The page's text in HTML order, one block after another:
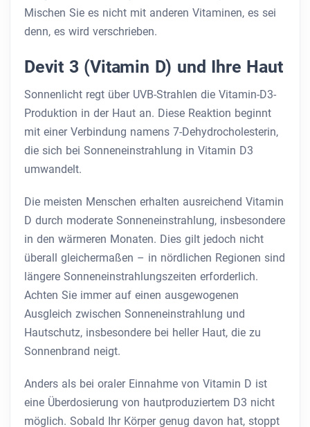
Mischen Sie es nicht mit anderen Vitaminen, es sei
denn, es wird verschrieben.
Devit 3 (Vitamin D) und Ihre Haut
Sonnenlicht regt über UVB-Strahlen die Vitamin-D3-
Produktion in der Haut an. Diese Reaktion beginnt
mit einer Verbindung namens 7-Dehydrocholesterin,
die sich bei Sonneneinstrahlung in Vitamin D3
umwandelt.
Die meisten Menschen erhalten ausreichend Vitamin
D durch moderate Sonneneinstrahlung, insbesondere
in den wärmeren Monaten. Dies gilt jedoch nicht
überall gleichermaßen – in nördlichen Regionen sind
längere Sonneneinstrahlungszeiten erforderlich.
Achten Sie immer auf einen ausgewogenen
Ausgleich zwischen Sonneneinstrahlung und
Hautschutz, insbesondere bei heller Haut, die zu
Sonnenbrand neigt.
Anders als bei oraler Einnahme von Vitamin D ist
eine Überdosierung von hautproduziertem D3 nicht
möglich. Sobald Ihr Körper genug davon hat, stoppt